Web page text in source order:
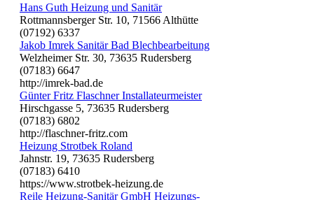
Hans Guth Heizung und Sanitär
Rottmannsberger Str. 10, 71566 Althütte
(07192) 6337
Jakob Imrek Sanitär Bad Blechbearbeitung
Welzheimer Str. 30, 73635 Rudersberg
(07183) 6647
http://imrek-bad.de
Günter Fritz Flaschner Installateurmeister
Hirschgasse 5, 73635 Rudersberg
(07183) 6802
http://flaschner-fritz.com
Heizung Strotbek Roland
Jahnstr. 19, 73635 Rudersberg
(07183) 6410
https://www.strotbek-heizung.de
Reile Heizung-Sanitär GmbH Heizungs-